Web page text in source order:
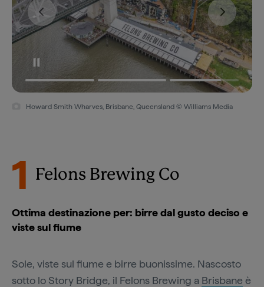
dell'Australia
Play
Video
Birrifici artigianali dell'Australia
Howard Smith Wharves, Brisbane, Queensland © Williams Media
1 Felons Brewing Co
Ottima destinazione per: birre dal gusto deciso e
viste sul fiume
Sole, viste sul fiume e birre buonissime. Nascosto
sotto lo Story Bridge, il Felons Brewing a Brisbane è